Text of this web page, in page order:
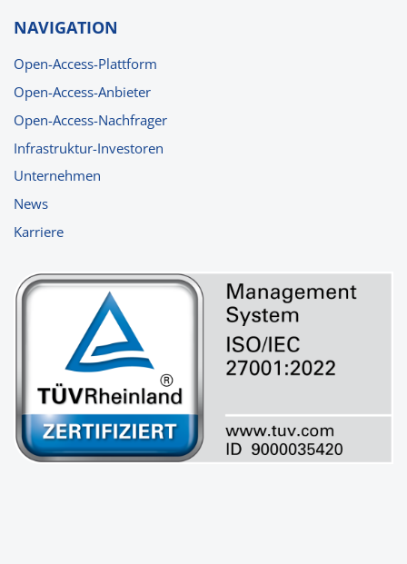
NAVIGATION
Open-Access-Plattform
Open-Access-Anbieter
Open-Access-Nachfrager
Infrastruktur-Investoren
Unternehmen
News
Karriere